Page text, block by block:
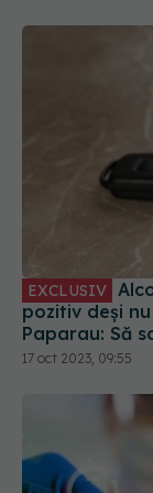
EXCLUSIV
pozitiv deși
Paparau: Să
17 oct 2023, 09:55